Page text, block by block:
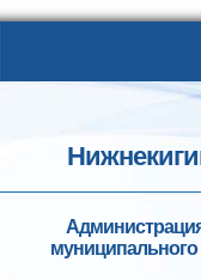
муниципального